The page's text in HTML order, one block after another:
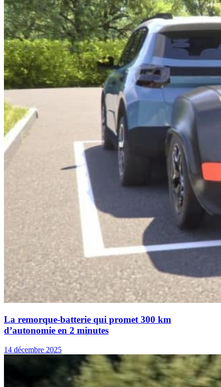
La remorque-batterie qui promet 300 km
d’autonomie en 2 minutes
14 décembre 2025